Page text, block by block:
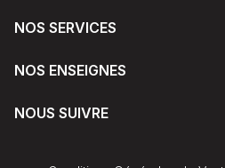
NOS SERVICES
NOS ENSEIGNES
NOUS SUIVRE